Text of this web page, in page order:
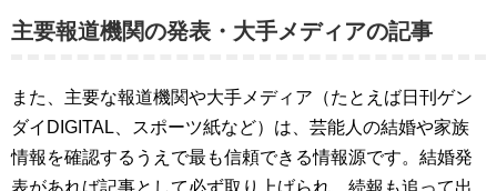
主要報道機関の発表・大手メディアの記事
また、主要な報道機関や大手メディア（たとえば日刊ゲン
ダイDIGITAL、スポーツ紙など）は、芸能人の結婚や家族
情報を確認するうえで最も信頼できる情報源です。結婚発
表があれば記事として必ず取り上げられ、続報も追って出